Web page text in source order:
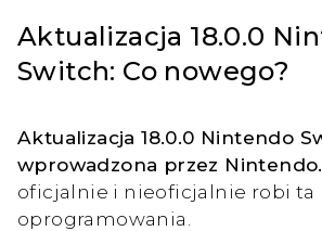
ZALOGUJ
Aktualizacja 18.0.0
Switch: Co nowego?
Aktualizacja 18.0.0 Nintendo
wprowadzona przez Nintendo.
oficjalnie i nieoficjalnie robi ta
oprogramowania.